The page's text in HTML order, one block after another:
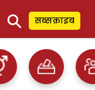
⚲ सब्सक्राइब